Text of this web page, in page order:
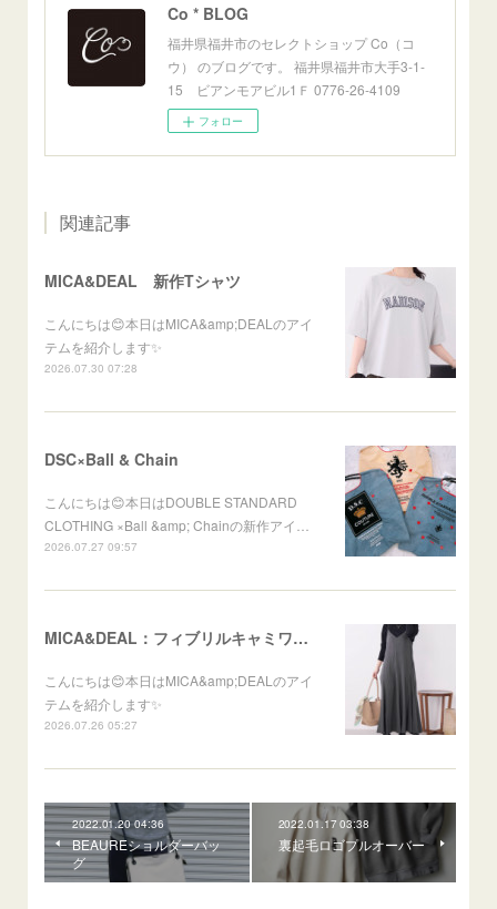
Co * BLOG
福井県福井市のセレクトショップ Co（コ
ウ） のブログです。 福井県福井市大手3-1-
15 ビアンモアビル1Ｆ 0776-26-4109
フォロー
関連記事
MICA&DEAL 新作Tシャツ
こんにちは😊本日はMICA&amp;DEALのアイ
テムを紹介します✨
2026.07.30 07:28
DSC×Ball & Chain
こんにちは😊本日はDOUBLE STANDARD
CLOTHING ×Ball &amp; Chainの新作アイ…
2026.07.27 09:57
MICA&DEAL：フィブリルキャミワンピース
こんにちは😊本日はMICA&amp;DEALのアイ
テムを紹介します✨
2026.07.26 05:27
2022.01.20 04:36
BEAUREショルダーバッ
グ
2022.01.17 03:38
裏起毛ロゴプルオーバー